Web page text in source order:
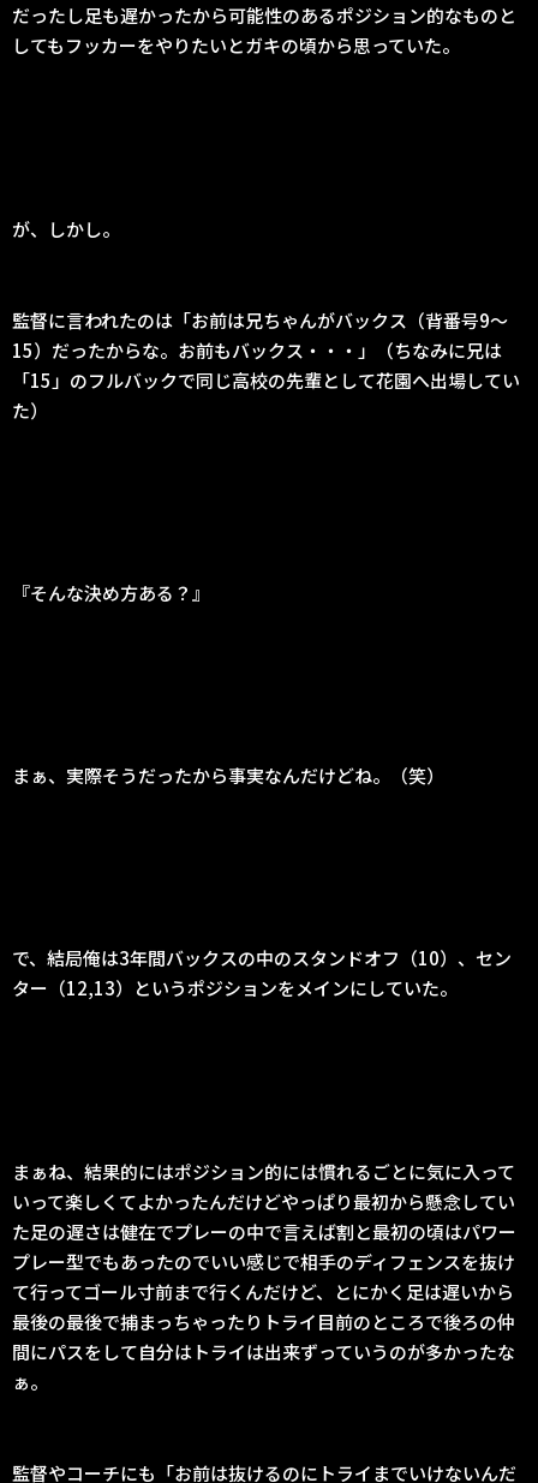
だったし足も遅かったから可能性のあるポジション的なものと
してもフッカーをやりたいとガキの頃から思っていた。
が、しかし。
監督に言われたのは「お前は兄ちゃんがバックス（背番号9〜
15）だったからな。お前もバックス・・・」（ちなみに兄は
「15」のフルバックで同じ高校の先輩として花園へ出場してい
た）
『そんな決め方ある？』
まぁ、実際そうだったから事実なんだけどね。（笑）
で、結局俺は3年間バックスの中のスタンドオフ（10）、セン
ター（12,13）というポジションをメインにしていた。
まぁね、結果的にはポジション的には慣れるごとに気に入って
いって楽しくてよかったんだけどやっぱり最初から懸念してい
た足の遅さは健在でプレーの中で言えば割と最初の頃はパワー
プレー型でもあったのでいい感じで相手のディフェンスを抜け
て行ってゴール寸前まで行くんだけど、とにかく足は遅いから
最後の最後で捕まっちゃったりトライ目前のところで後ろの仲
間にパスをして自分はトライは出来ずっていうのが多かったな
ぁ。
監督やコーチにも「お前は抜けるのにトライまでいけないんだ